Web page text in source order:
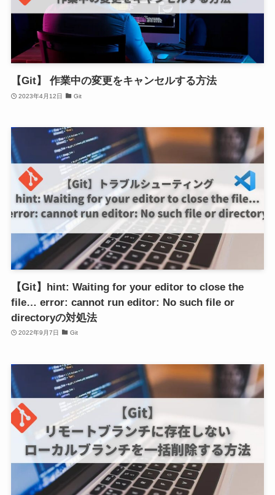
【Git】 作業中の変更をキャンセルする方法
2023年4月12日 Git
【Git】hint: Waiting for your editor to close the
file… error: cannot run editor: No such file or
directoryの対処法
2022年9月7日 Git